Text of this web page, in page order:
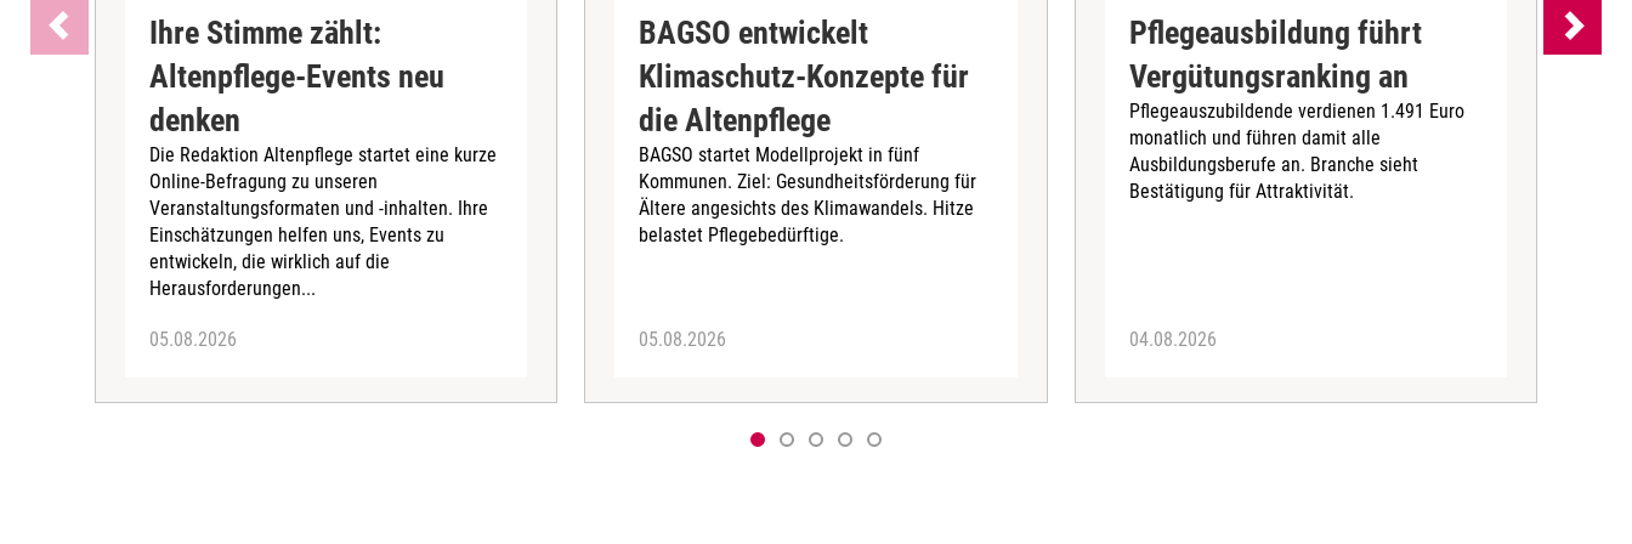
Ihre Stimme zählt:
Altenpflege-Events neu
denken
Die Redaktion Altenpflege startet eine kurze
Online-Befragung zu unseren
Veranstaltungsformaten und -inhalten. Ihre
Einschätzungen helfen uns, Events zu
entwickeln, die wirklich auf die
Herausforderungen...
05.08.2026
BAGSO entwickelt
Klimaschutz-Konzepte für
die Altenpflege
BAGSO startet Modellprojekt in fünf
Kommunen. Ziel: Gesundheitsförderung für
Ältere angesichts des Klimawandels. Hitze
belastet Pflegebedürftige.
05.08.2026
Pflegeausbildung führt
Vergütungsranking an
Pflegeauszubildende verdienen 1.491 Euro
monatlich und führen damit alle
Ausbildungsberufe an. Branche sieht
Bestätigung für Attraktivität.
04.08.2026